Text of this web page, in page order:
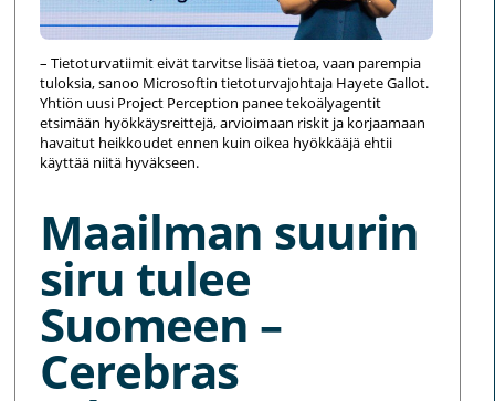
– Tietoturvatiimit eivät tarvitse lisää tietoa, vaan parempia
tuloksia, sanoo Microsoftin tietoturvajohtaja Hayete Gallot.
Yhtiön uusi Project Perception panee tekoälyagentit
etsimään hyökkäysreittejä, arvioimaan riskit ja korjaamaan
havaitut heikkoudet ennen kuin oikea hyökkääjä ehtii
käyttää niitä hyväkseen.
Maailman suurin
siru tulee
Suomeen –
Cerebras